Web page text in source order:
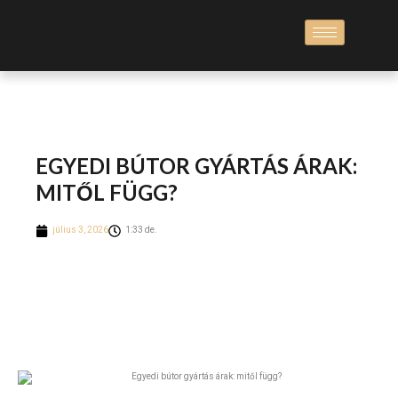
EGYEDI BÚTOR GYÁRTÁS ÁRAK:
MITŐL FÜGG?
július 3, 2026 1:33 de.